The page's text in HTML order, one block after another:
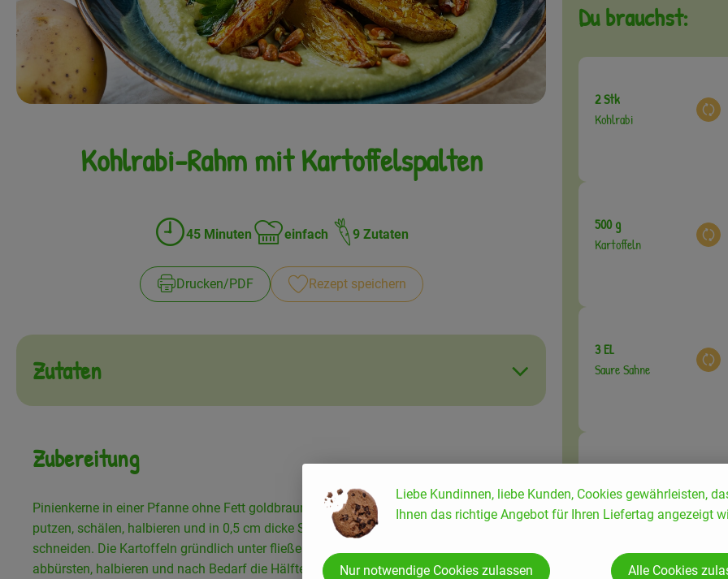
Kohlrabi-Rahm mit Kartoffelspalten
Zubreitungszeit:
45 Minuten
Schwierigkeit:
einfach 9 Zutaten
Drucken​/​PDF Rezept speichern
Zutaten
Zubereitung
Pinienkerne in einer Pfanne ohne Fett goldbraun rösten. Kohlrabi
putzen, schälen, halbieren und in 0,5 cm dicke Spalten
schneiden. Die Kartoffeln gründlich unter fließendem Wasser
abbürsten, halbieren und nach Bedarf die Hälften in Spalten
Du brauchst:
2 Stk
Kohlrabi
500 g
Kartoffeln
3 EL
Saure Sahne
Petersilie gehackt
Liebe Kundinnen, liebe Kunden, Cookies gewährleisten,
Ihnen das richtige Angebot für Ihren Liefertag angezeigt
Nur notwendige Cookies zulassen Alle Cookies